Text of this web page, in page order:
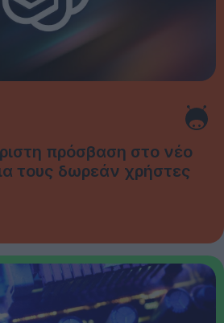
πρόσβαση στο νέο
τους δωρεάν χρήστες